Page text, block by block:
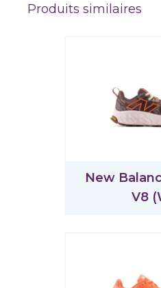
Produits similaires
New
V8